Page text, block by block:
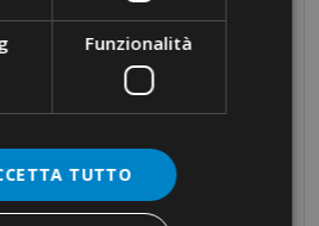
IN NYLON ·
Funzionalità
TUTTO